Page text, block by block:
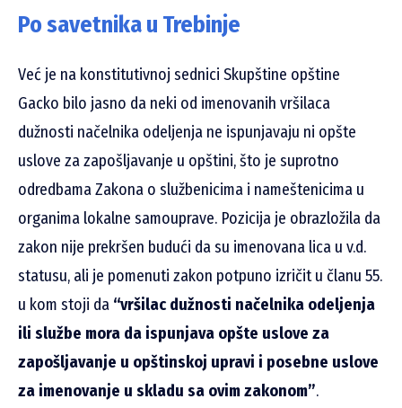
Po savetnika u Trebinje
Već je na konstitutivnoj sednici Skupštine opštine
Gacko bilo jasno da neki od imenovanih vršilaca
dužnosti načelnika odeljenja ne ispunjavaju ni opšte
uslove za zapošljavanje u opštini, što je suprotno
odredbama Zakona o službenicima i nameštenicima u
organima lokalne samouprave. Pozicija je obrazložila da
zakon nije prekršen budući da su imenovana lica u v.d.
statusu, ali je pomenuti zakon potpuno izričit u članu 55.
u kom stoji da “vršilac dužnosti načelnika odeljenja
ili službe mora da ispunjava opšte uslove za
zapošljavanje u opštinskoj upravi i posebne uslove
za imenovanje u skladu sa ovim zakonom”.